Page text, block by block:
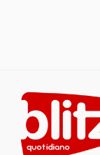
content